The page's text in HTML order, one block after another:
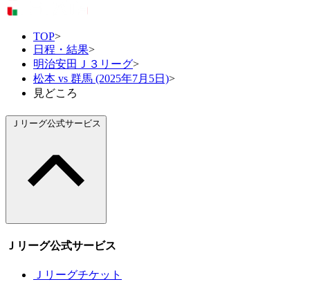
TOP>
日程・結果>
明治安田Ｊ３リーグ>
松本 vs 群馬 (2025年7月5日)>
見どころ
Ｊリーグ公式サービス
Ｊリーグ公式サービス
Ｊリーグチケット